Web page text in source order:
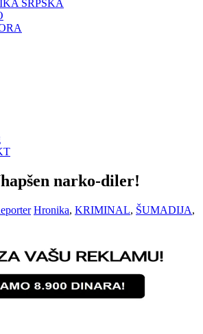
SRPSKA
narko-diler!
Hronika, KRIMINAL, ŠUMADIJA,